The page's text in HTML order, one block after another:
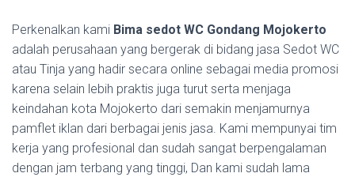
Perkenalkan kami Bima sedot WC Gondang Mojokerto
adalah perusahaan yang bergerak di bidang jasa Sedot WC
atau Tinja yang hadir secara online sebagai media promosi
karena selain lebih praktis juga turut serta menjaga
keindahan kota Mojokerto dari semakin menjamurnya
pamflet iklan dari berbagai jenis jasa. Kami mempunyai tim
kerja yang profesional dan sudah sangat berpengalaman
dengan jam terbang yang tinggi, Dan kami sudah lama